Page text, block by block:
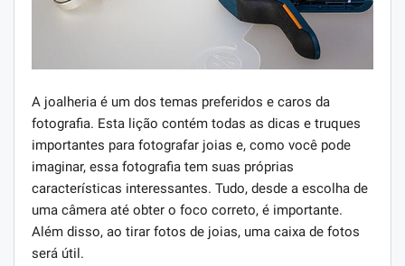
A joalheria é um dos temas preferidos e caros da
fotografia. Esta lição contém todas as dicas e truques
importantes para fotografar joias e, como você pode
imaginar, essa fotografia tem suas próprias
características interessantes. Tudo, desde a escolha de
uma câmera até obter o foco correto, é importante.
Além disso, ao tirar fotos de joias, uma caixa de fotos
será útil.